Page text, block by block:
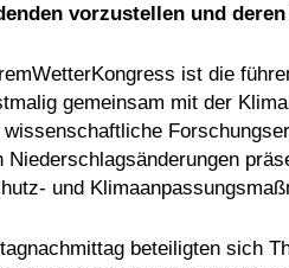
vorzustellen und
ist die
gemeinsam mit der
Niederschlagsänderungen
und
beteiligten sich